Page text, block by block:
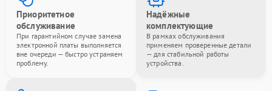
Приоритетное
обслуживание
При гарантийном случае замена
электронной платы выполняется
вне очереди — быстро устраняем
проблему.
Надёжные
комплектующие
В рамках обслуживания
применяем проверенные детали
— для стабильной работы
устройства.